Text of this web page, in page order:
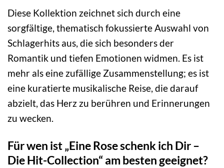
Diese Kollektion zeichnet sich durch eine
sorgfältige, thematisch fokussierte Auswahl von
Schlagerhits aus, die sich besonders der
Romantik und tiefen Emotionen widmen. Es ist
mehr als eine zufällige Zusammenstellung; es ist
eine kuratierte musikalische Reise, die darauf
abzielt, das Herz zu berühren und Erinnerungen
zu wecken.
Für wen ist „Eine Rose schenk ich Dir –
Die Hit-Collection“ am besten geeignet?